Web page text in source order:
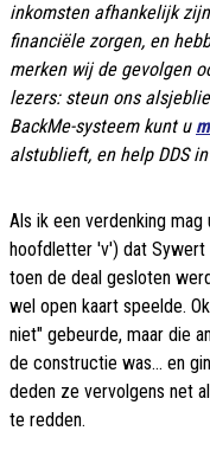
inkomsten afhankelijk
financiële zorgen, en
merken wij de gevolgen
lezers: steun ons
BackMe-systeem kunt u
alstublieft, en help DDS
Als ik een verdenking
hoofdletter 'v') dat Sywert
toen de deal gesloten
wel open kaart speelde.
niet" gebeurde, maar die
de constructie was... en
deden ze vervolgens net
te redden.